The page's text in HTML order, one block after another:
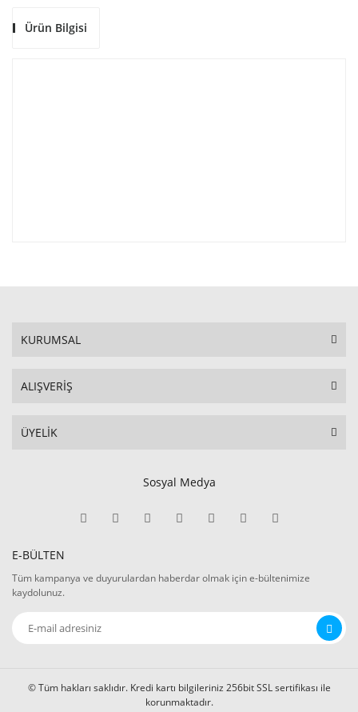
Ürün Bilgisi
KURUMSAL
ALIŞVERİŞ
ÜYELİK
Sosyal Medya
E-BÜLTEN
Tüm kampanya ve duyurulardan haberdar olmak için e-bültenimize
kaydolunuz.
© Tüm hakları saklıdır. Kredi kartı bilgileriniz 256bit SSL sertifikası ile
korunmaktadır.